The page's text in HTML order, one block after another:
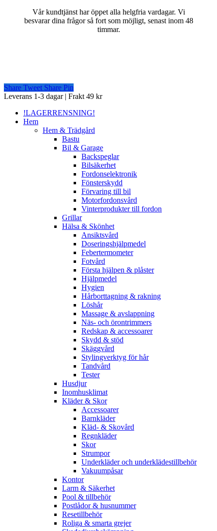
Vår kundtjänst har öppet alla helgfria vardagar. Vi
besvarar dina frågor så fort som möjligt, senast inom 48
timmar.
Share Tweet Share Pin
Close
Leverans 1-3 dagar | Frakt 49 kr
!LAGERRENSNING!
Hem
Hem & Trädgård
Bastu
Bil & Garage
Backspeglar
Bilsäkerhet
Fordonselektronik
Fönsterskydd
Förvaring till bil
Motorfordonsvård
Vinterprodukter till fordon
Grillar
Hälsa & Skönhet
Ansiktsvård
Doseringshjälpmedel
Febertermometer
Fotvård
Första hjälpen & plåster
Hjälpmedel
Hygien
Hårborttagning & rakning
Löshår
Massage & avslappning
Näs- och örontrimmers
Redskap & accessoarer
Skydd & stöd
Skäggvård
Stylingverktyg för hår
Tandvård
Tester
Husdjur
Inomhusklimat
Kläder & Skor
Accessoarer
Barnkläder
Kläd- & Skovård
Regnkläder
Skor
Strumpor
Underkläder och underklädestillbehör
Vakuumpåsar
Kontor
Larm & Säkerhet
Pool & tillbehör
Postlådor & husnummer
Resetillbehör
Roliga & smarta grejer